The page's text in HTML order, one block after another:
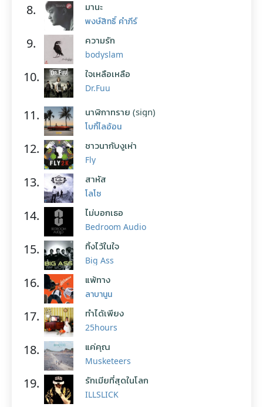
8. มานะ
พงษ์สิทธิ์ คำภีร์
9. ความรัก
bodyslam
10. ใจเหลือเหลือ
Dr.Fuu
11. นาฬิกาทราย (sign)
โบกี้ไลอ้อน
12. ชาวนากับงูเห่า
Fly
13. สาหัส
โลโซ
14. ไม่บอกเธอ
Bedroom Audio
15. ทิ้งไว้ในใจ
Big Ass
16. แพ้ทาง
ลาบานูน
17. ทำได้เพียง
25hours
18. แค่คุณ
Musketeers
19. รักเมียที่สุดในโลก
ILLSLICK